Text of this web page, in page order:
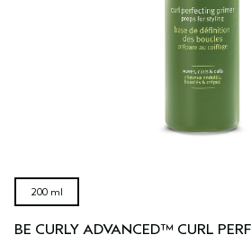
200 ml
BE CURLY ADVANCED™ CURL